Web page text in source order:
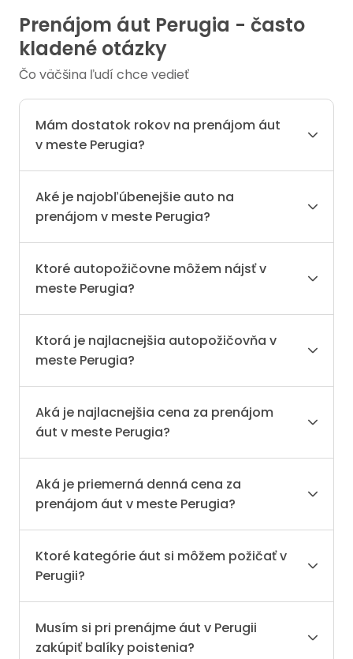
Prenájom áut Perugia - často
kladené otázky
Čo väčšina ľudí chce vedieť
Mám dostatok rokov na prenájom áut
v meste Perugia?
Aké je najobľúbenejšie auto na
prenájom v meste Perugia?
Ktoré autopožičovne môžem nájsť v
meste Perugia?
Ktorá je najlacnejšia autopožičovňa v
meste Perugia?
Aká je najlacnejšia cena za prenájom
áut v meste Perugia?
Aká je priemerná denná cena za
prenájom áut v meste Perugia?
Ktoré kategórie áut si môžem požičať v
Perugii?
Musím si pri prenájme áut v Perugii
zakúpiť balíky poistenia?